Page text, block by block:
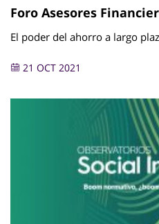
Foro Asesores
El poder del ahorro a largo
21 OCT 2021